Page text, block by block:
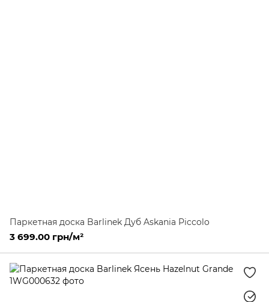
Паркетная доска Barlinek Дуб Askania Piccolo
3 699.00 грн/м²